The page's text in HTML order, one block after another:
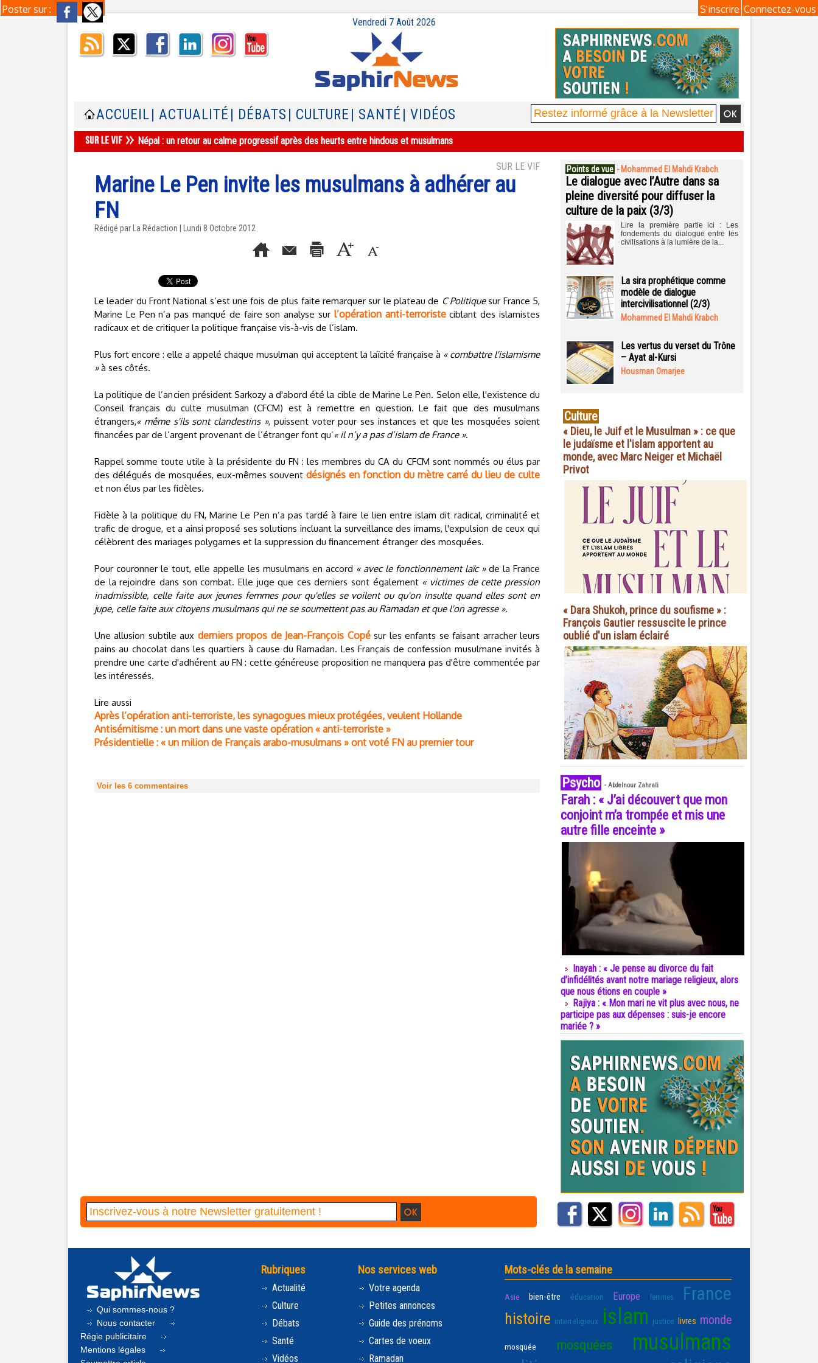
Poster sur : Connectez-vous
S'inscrire
Vendredi 7 Août 2026
ACCUEIL | ACTUALITÉ | DÉBATS | CULTURE | SANTÉ | VIDÉOS
Népal : un retour au calme progressif après des heurts entre hindous et musulmans
SUR LE VIF
Marine Le Pen invite les musulmans à adhérer au
FN
Rédigé par La Rédaction | Lundi 8 Octobre 2012
Le leader du Front National s’est une fois de plus faite remarquer sur le plateau de C Politiquesur France 5,
Marine Le Pen n’a pas manqué de faire son analyse sur l’opération anti-terroristeciblant des islamistes
radicaux et de critiquer la politique française vis-à-vis de l’islam.
Plus fort encore : elle a appelé chaque musulman qui acceptent la laïcité française à « combattre l'islamisme
»à ses côtés.
La politique de l’ancien président Sarkozy a d'abord été la cible de Marine Le Pen. Selon elle, l'existence du
Conseil français du culte musulman (CFCM) est à remettre en question. Le fait que des musulmans
étrangers,« même s'ils sont clandestins », puissent voter pour ses instances et que les mosquées soient
financées par de l’argent provenant de l’étranger font qu’« il n’y a pas d’islam de France ».
Rappel somme toute utile à la présidente du FN : les membres du CA du CFCM sont nommés ou élus par
des délégués de mosquées, eux-mêmes souvent désignés en fonction du mètre carré du lieu de culte
et non élus par les fidèles.
Fidèle à la politique du FN, Marine Le Pen n’a pas tardé à faire le lien entre islam dit radical, criminalité et
trafic de drogue, et a ainsi proposé ses solutions incluant la surveillance des imams, l'expulsion de ceux qui
célèbrent des mariages polygames et la suppression du financement étranger des mosquées.
Pour couronner le tout, elle appelle les musulmans en accord « avec le fonctionnement laïc »de la France
de la rejoindre dans son combat. Elle juge que ces derniers sont également « victimes de cette pression
inadmissible, celle faite aux jeunes femmes pour qu'elles se voilent ou qu'on insulte quand elles sont en
jupe, celle faite aux citoyens musulmans qui ne se soumettent pas au Ramadan et que l'on agresse ».
Une allusion subtile aux derniers propos de Jean-François Copésur les enfants se faisant arracher leurs
pains au chocolat dans les quartiers à cause du Ramadan. Les Français de confession musulmane invités à
prendre une carte d'adhérent au FN : cette généreuse proposition ne manquera pas d'être commentée par
les intéressés.
Lire aussi
Après l’opération anti-terroriste, les synagogues mieux protégées, veulent Hollande
Antisémitisme : un mort dans une vaste opération « anti-terroriste »
Présidentielle : « un milion de Français arabo-musulmans » ont voté FN au premier tour
Voir les 6 commentaires
Points de vue - Mohammed El Mahdi Krabch
Le dialogue avec l’Autre dans sa
pleine diversité pour diffuser la
culture de la paix (3/3)
Lire la première partie ici : Les
fondements du dialogue entre les
civilisations à la lumière de la...
La sira prophétique comme
modèle de dialogue
intercivilisationnel (2/3)
Mohammed El Mahdi Krabch
Les vertus du verset du Trône
– Ayat al-Kursi
Housman Omarjee
Culture
« Dieu, le Juif et le Musulman » : ce que
le judaïsme et l'islam apportent au
monde, avec Marc Neiger et Michaël
Privot
« Dara Shukoh, prince du soufisme » :
François Gautier ressuscite le prince
oublié d'un islam éclairé
Psycho - Abdelnour Zahrali
Farah : « J’ai découvert que mon
conjoint m’a trompée et mis une
autre fille enceinte »
Inayah : « Je pense au divorce du fait
d’infidélités avant notre mariage religieux, alors
que nous étions en couple »
Rajiya : « Mon mari ne vit plus avec nous, ne
participe pas aux dépenses : suis-je encore
mariée ? »
Qui sommes-nous ?
Nous contacter
Régie publicitaire
Mentions légales
Rubriques
Actualité
Culture
Débats
Santé
Vidéos
Nos services web
Votre agenda
Petites annonces
Guide des prénoms
Cartes de voeux
Ramadan
Mots-clés de la semaine
Asie bien-être éducation Europe femmes France
histoire interreligieux islam justice livres monde
mosquée mosquées musulmans